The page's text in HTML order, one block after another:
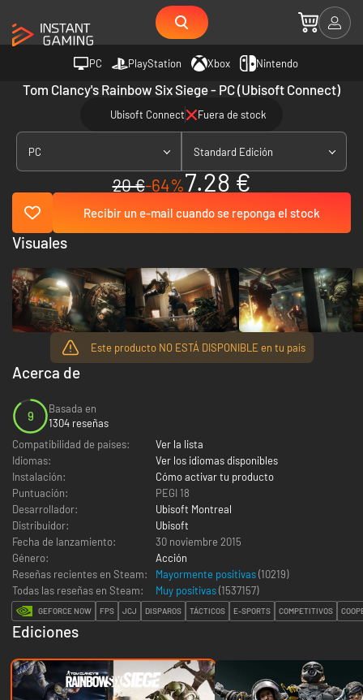
PC PlayStation Xbox Nintendo
Tom Clancy's Rainbow Six Siege - PC (Ubisoft Connect)
Ubisoft Connect Fuera de stock
PC Standard Edición
20 €-64%7.28 €
Recibir un e-mail cuando se reponga el stock
Este producto NO ESTÁ DISPONIBLE en tu país
Acerca de
9
Basada en
1304 reseñas
Compatibilidad de países:
Ver la lista
Idiomas:
Ver los idiomas disponibles
Instalación:
Cómo activar tu producto
Puntuación:
PEGI 18
Desarrollador:
Ubisoft Montreal
Distribuidor:
Ubisoft
Fecha de lanzamiento:
30 noviembre 2015
Género:
Acción
Reseñas recientes en Steam:
Mayormente positivas(10219)
Todas las reseñas en Steam:
Muy positivas(1537157)
GEFORCE NOW FPS JCJ DISPAROS TÁCTICOS E-SPORTS COMPETITIVOS
Ediciones
Visuales